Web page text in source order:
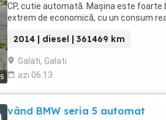
5
CP, cutie automată. Mașina este foarte
extrem de economică, cu un consum
2014 | diesel | 361469 km
Galati, Galati
azi 06:13
vând BMW seria 5 automat